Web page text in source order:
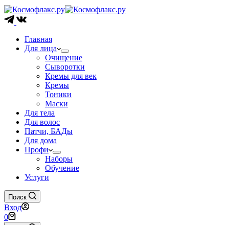
Главная
Для лица
Очищение
Сыворотки
Кремы для век
Кремы
Тоники
Маски
Для тела
Для волос
Патчи, БАДы
Для дома
Профи
Наборы
Обучение
Услуги
Поиск
Вход
Корзина
0